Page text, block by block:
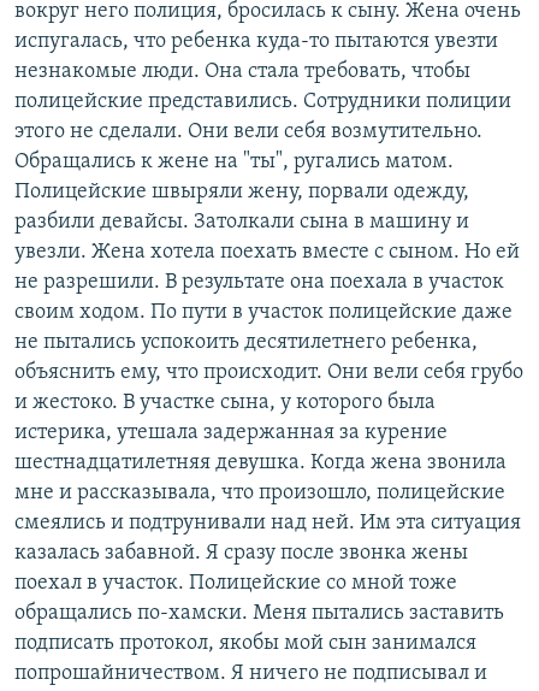
вокруг него полиция, бросилась к сыну. Жена очень
испугалась, что ребенка куда-то пытаются увезти
незнакомые люди. Она стала требовать, чтобы
полицейские представились. Сотрудники полиции
этого не сделали. Они вели себя возмутительно.
Обращались к жене на "ты", ругались матом.
Полицейские швыряли жену, порвали одежду,
разбили девайсы. Затолкали сына в машину и
увезли. Жена хотела поехать вместе с сыном. Но ей
не разрешили. В результате она поехала в участок
своим ходом. По пути в участок полицейские даже
не пытались успокоить десятилетнего ребенка,
объяснить ему, что происходит. Они вели себя грубо
и жестоко. В участке сына, у которого была
истерика, утешала задержанная за курение
шестнадцатилетняя девушка. Когда жена звонила
мне и рассказывала, что произошло, полицейские
смеялись и подтрунивали над ней. Им эта ситуация
казалась забавной. Я сразу после звонка жены
поехал в участок. Полицейские со мной тоже
обращались по-хамски. Меня пытались заставить
подписать протокол, якобы мой сын занимался
попрошайничеством. Я ничего не подписывал и